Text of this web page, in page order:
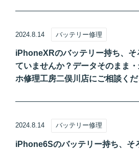
2024.8.14 バッテリー修理
iPhoneXRのバッテリー持ち、そ
ていませんか？データそのまま
ホ修理工房二俣川店にご相談くだ
2024.8.14 バッテリー修理
iPhone6Sのバッテリー持ち、そ